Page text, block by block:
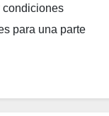
condiciones
para una parte